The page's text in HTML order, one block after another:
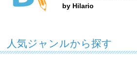
by Hilario
人気ジャンルから探す